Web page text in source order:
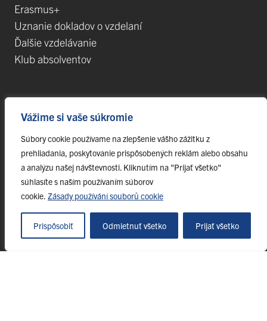
Vážime si vaše súkromie
Súbory cookie používame na zlepšenie vášho zážitku z
prehliadania, poskytovanie prispôsobených reklám alebo obsahu
a analýzu našej návštevnosti. Kliknutím na "Prijať všetko"
súhlasíte s naším používaním súborov
cookie. Zásady používání souborů cookie
Prispôsobiť Odmietnuť všetko Prijať všetko
Erasmus+
Uznanie dokladov o vzdelaní
Ďalšie vzdelávanie
Klub absolventov
Projekty
Špičkové tímy
TIP-UPJŠ
Vedecké parky
Evidencia publikačnej činnosti
Habilitačné a vymenúvacie konania